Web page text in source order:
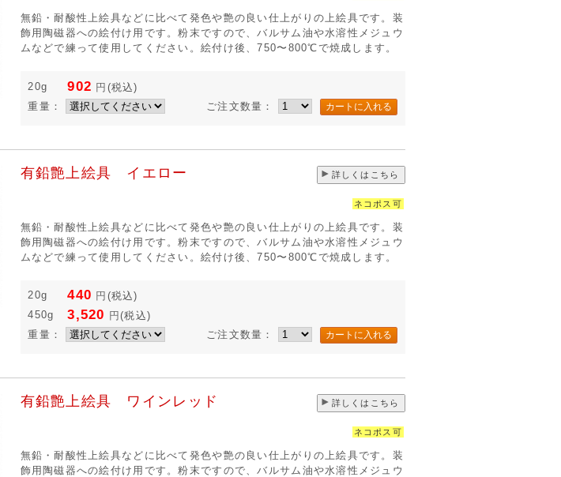
無鉛・耐酸性上絵具などに比べて発色や艶の良い仕上がりの上絵具です。装
飾用陶磁器への絵付け用です。粉末ですので、バルサム油や水溶性メジュウ
ムなどで練って使用してください。絵付け後、750〜800℃で焼成します。
20g 902 円 (税込)
重量：
ご注文数量：
有鉛艶上絵具 イエロー 詳しくはこちら
ネコポス可
無鉛・耐酸性上絵具などに比べて発色や艶の良い仕上がりの上絵具です。装
飾用陶磁器への絵付け用です。粉末ですので、バルサム油や水溶性メジュウ
ムなどで練って使用してください。絵付け後、750〜800℃で焼成します。
20g 440 円 (税込)
450g
3,520 円(税込)
重量：
ご注文数量：
有鉛艶上絵具 ワインレッド 詳しくはこちら
ネコポス可
無鉛・耐酸性上絵具などに比べて発色や艶の良い仕上がりの上絵具です。装
飾用陶磁器への絵付け用です。粉末ですので、バルサム油や水溶性メジュウ